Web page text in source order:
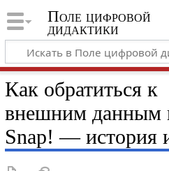
Поле цифровой
дидактики
Как обратиться к
внешним данным
Snap! — история